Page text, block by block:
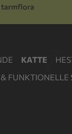
tarmflora
KATTE
FUNKTIONELLE